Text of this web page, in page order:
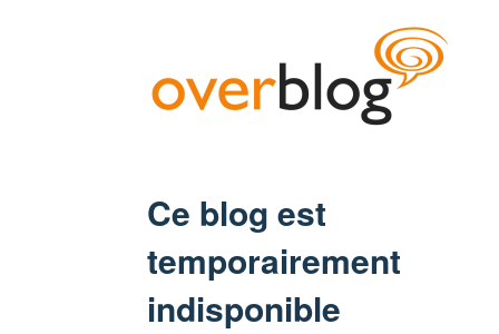
Ce blog est
temporairement
indisponible